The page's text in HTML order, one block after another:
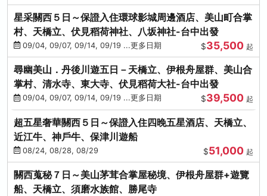
星采關西５日～保證入住環球影城周邊酒店、美山町合掌
村、天橋立、伏見稻荷神社、八坂神社-台中出發
09/04, 09/07, 09/14, 09/19 ...更多日期 $35,500 起
尋幽美山．丹後川遊五日－天橋立、伊根舟屋群、美山合
掌村、清水寺、東大寺、伏見稻荷大社-台中出發
09/04, 09/07, 09/14, 09/19 ...更多日期 $39,500 起
超五星奢華關西５日～保證入住四晚五星酒店、天橋立、
近江牛、神戶牛、保津川遊船
08/24, 08/28, 08/29 $51,000 起
關西蒐秘７日～美山茅茸合掌屋秘境、伊根舟屋群+遊覽
船、天橋立、須磨水族館、勝尾寺